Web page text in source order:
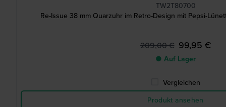
TW2T80700
Re-Issue 38 mm Quarzuhr im Retro-Design mit Pepsi-
209,00 € 99,95 €
● Auf Lager
Vergleichen
Produkt ansehen